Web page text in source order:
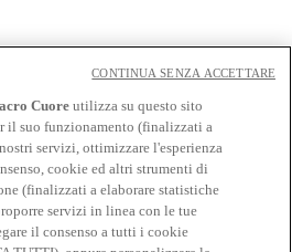
Cuore utilizza su questo sito
il suo funzionamento (finalizzati a
servizi, ottimizzare l'esperienza
cookie ed altri strumenti di
(finalizzati a elaborare statistiche
servizi in linea con le tue
il consenso a tutti i cookie
CONTINUA SENZA ACCETTARE